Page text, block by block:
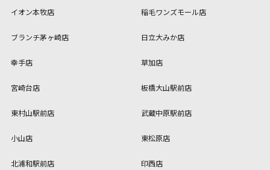
イオン本牧店 稲毛ワンズモール店
ブランチ茅ヶ崎店 日立大みか店
幸手店 草加店
宮崎台店 板橋大山駅前店
東村山駅前店 武蔵中原駅前店
小山店 東松原店
北浦和駅前店 印西店